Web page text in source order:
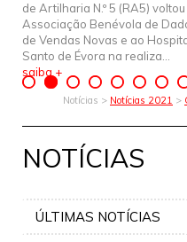
de Artilharia N.º 5 (RA5)
Associação Benévola de
de Vendas Novas e ao
Santo de Évora na realiza...
saiba +
Notícias > Notícias 2021 >
NOTÍCIAS
ÚLTIMAS NOTÍCIAS